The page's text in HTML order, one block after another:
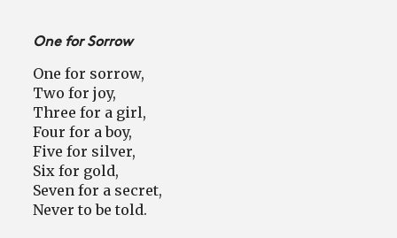
One for Sorrow
One for sorrow,
Two for joy,
Three for a girl,
Four for a boy,
Five for silver,
Six for gold,
Seven for a secret,
Never to be told.